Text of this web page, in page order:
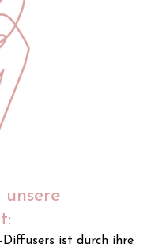
Diffusers ist durch ihre